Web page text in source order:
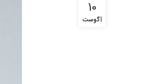
10
آگوست